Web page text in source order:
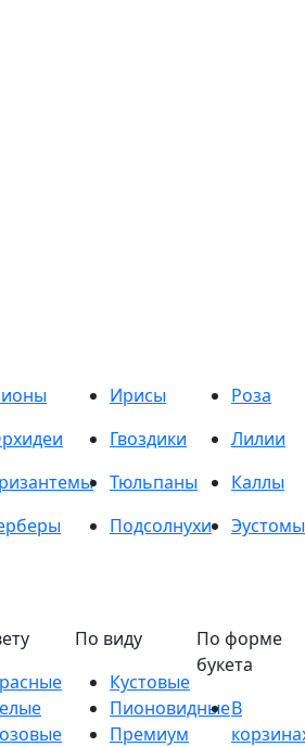
Ирисы
Роза
Гвоздики
Лилии
Тюльпаны
Каллы
Подсолнухи
Эустомы
По виду
Кустовые
Пионовидные
Премиум
По форме
букета
В